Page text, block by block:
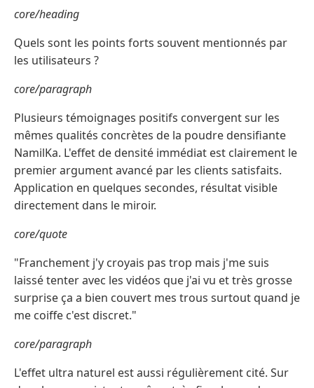
core/heading
Quels sont les points forts souvent mentionnés par
les utilisateurs ?
core/paragraph
Plusieurs témoignages positifs convergent sur les
mêmes qualités concrètes de la poudre densifiante
NamilKa. L'effet de densité immédiat est clairement le
premier argument avancé par les clients satisfaits.
Application en quelques secondes, résultat visible
directement dans le miroir.
core/quote
"Franchement j'y croyais pas trop mais j'me suis
laissé tenter avec les vidéos que j'ai vu et très grosse
surprise ça a bien couvert mes trous surtout quand je
me coiffe c'est discret."
core/paragraph
L'effet ultra naturel est aussi régulièrement cité. Sur